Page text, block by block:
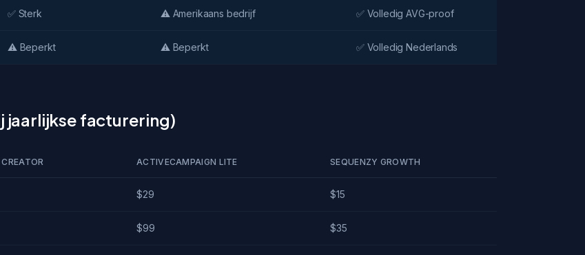
✅ Sterk ⚠️ Amerikaans bedrijf ✅ Volledig AVG-proof
⚠️ Beperkt ⚠️ Beperkt ✅ Volledig Nederlands
jaarlijkse facturering)
ACTIVECAMPAIGN LITE SEQUENZY GROWTH
$29 $15
$99 $35